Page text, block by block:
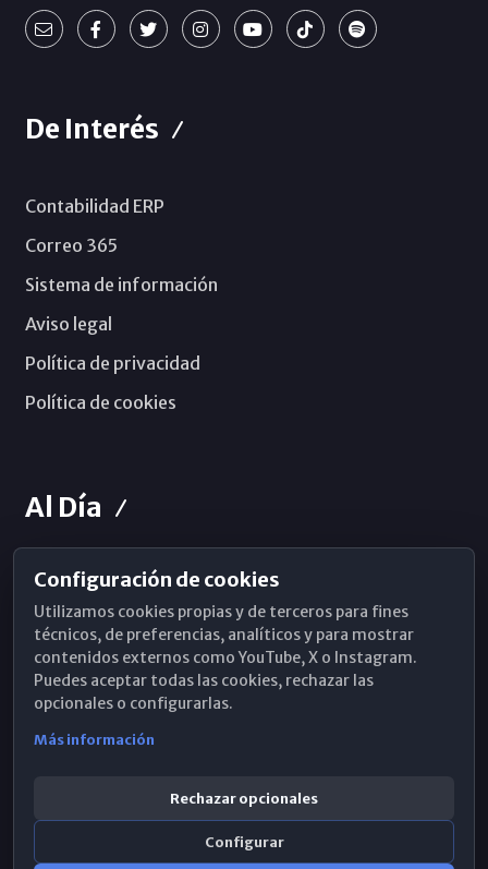
De Interés
Contabilidad ERP
Correo 365
Sistema de información
Aviso legal
Política de privacidad
Política de cookies
Al Día
Horarios de Misa
Hemeroteca
WhatsApp
Configuración de cookies
Utilizamos cookies propias y de terceros para fines
técnicos, de preferencias, analíticos y para mostrar
contenidos externos como YouTube, X o Instagram.
Puedes aceptar todas las cookies, rechazar las
opcionales o configurarlas.
Más información
Rechazar opcionales
Configurar